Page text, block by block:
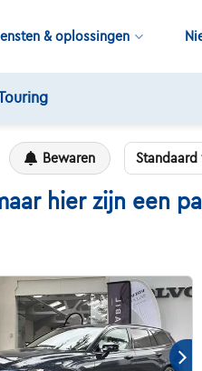
& oplossingen
Gratis 12 maanden
Bewaren
hier zijn een